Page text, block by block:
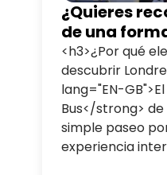
¿Quieres
de una
<h3>¿Por qué
descubrir
lang="EN-
Bus</strong>
simple paseo
experiencia